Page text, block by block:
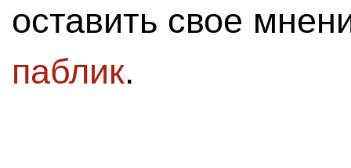
оставить свое
паблик.